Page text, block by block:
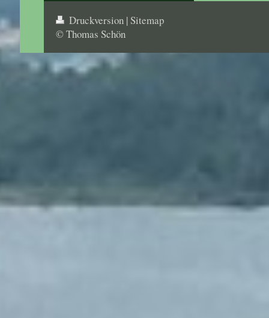
Druckversion |Sitemap
© Thomas Schön